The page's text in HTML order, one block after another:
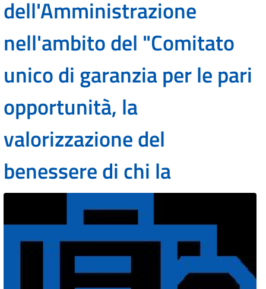
dell'Amministrazione
nell'ambito del "Comitato
unico di garanzia per le pari
opportunità, la
valorizzazione del
benessere di chi la